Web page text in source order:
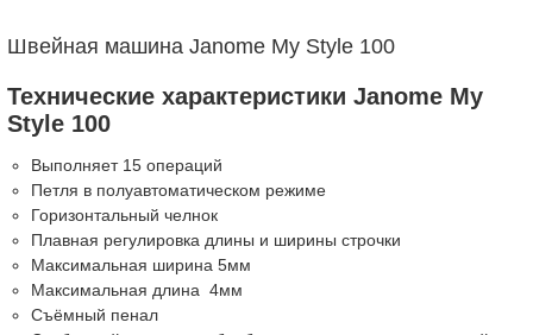
Швейная машина Janome My Style 100
Технические характеристики Janome My
Style 100
Выполняет 15 операций
Петля в полуавтоматическом режиме
Горизонтальный челнок
Плавная регулировка длины и ширины строчки
Максимальная ширина 5мм
Максимальная длина 4мм
Съёмный пенал